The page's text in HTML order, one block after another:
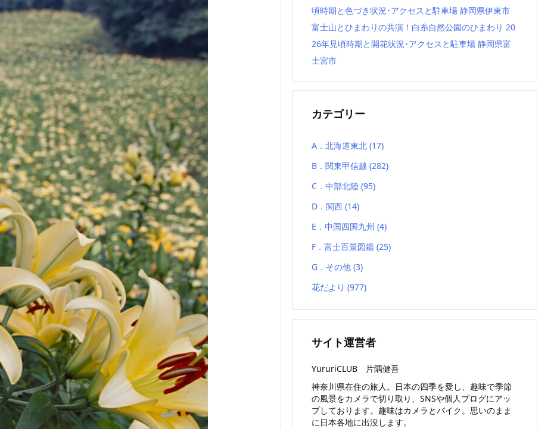
頃時期と色づき状況･アクセスと駐車場 静岡県伊東市
富士山とひまわりの共演！白糸自然公園のひまわり 20
26年見頃時期と開花状況･アクセスと駐車場 静岡県富
士宮市
カテゴリー
A．北海道東北 (17)
B．関東甲信越 (282)
C．中部北陸 (95)
D．関西 (14)
E．中国四国九州 (4)
F．富士百景図鑑 (25)
G．その他 (3)
花だより (977)
サイト運営者
YururiCLUB 片隅健吾
神奈川県在住の旅人。日本の四季を愛し、趣味で季節
の風景をカメラで切り取り、SNSや個人ブログにアッ
プしております。趣味はカメラとバイク。思いのまま
に日本各地に出没します。